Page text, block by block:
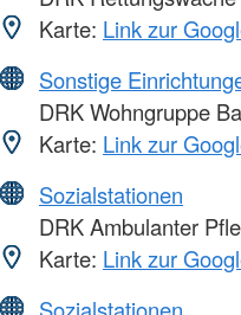
Karte: Link zur
Sonstige
DRK Wohngruppe
Karte: Link zur
Sozialstationen
DRK Ambulanter
Karte: Link zur